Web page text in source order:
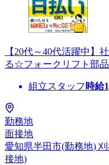
【20代～40代活躍中】
る☆フォークリフト部
組立スタッフ 時給
勤務地
面接地
愛知県半田市(勤務地)
接地)